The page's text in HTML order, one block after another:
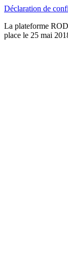
Déclaration de
La plateforme
place le 25 mai